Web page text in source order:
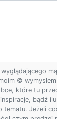
©
które tu
bądź
tematu. Jeżeli